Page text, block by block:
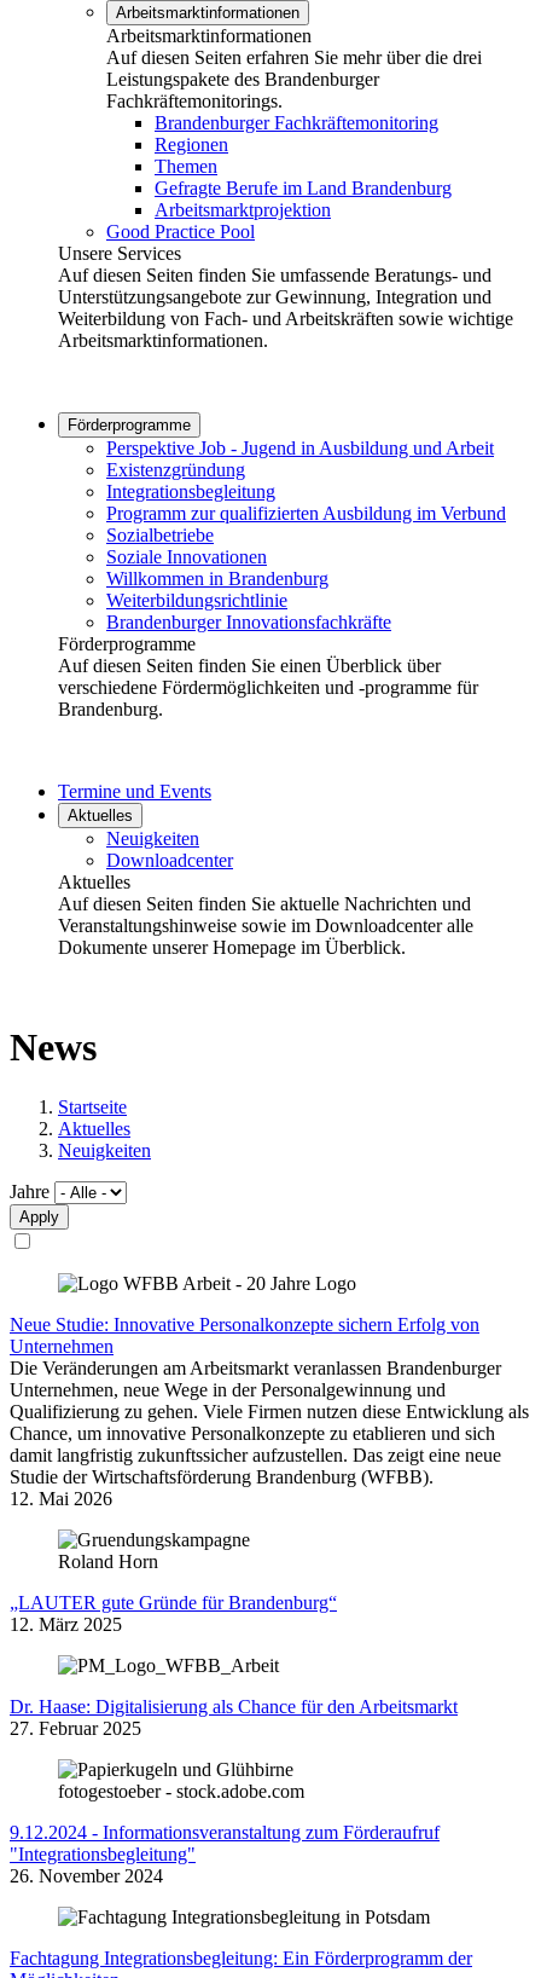
Arbeitsmarktinformationen
Arbeitsmarktinformationen
Auf diesen Seiten erfahren Sie mehr über die drei
Leistungspakete des Brandenburger
Fachkräftemonitorings.
Brandenburger Fachkräftemonitoring
Regionen
Themen
Gefragte Berufe im Land Brandenburg
Arbeitsmarktprojektion
Good Practice Pool
Unsere Services
Auf diesen Seiten finden Sie umfassende Beratungs- und
Unterstützungsangebote zur Gewinnung, Integration und
Weiterbildung von Fach- und Arbeitskräften sowie wichtige
Arbeitsmarktinformationen.
Förderprogramme
Perspektive Job - Jugend in Ausbildung und Arbeit
Existenzgründung
Integrationsbegleitung
Programm zur qualifizierten Ausbildung im Verbund
Sozialbetriebe
Soziale Innovationen
Willkommen in Brandenburg
Weiterbildungsrichtlinie
Brandenburger Innovationsfachkräfte
Förderprogramme
Auf diesen Seiten finden Sie einen Überblick über
verschiedene Fördermöglichkeiten und -programme für
Brandenburg.
Termine und Events
Aktuelles
Neuigkeiten
Downloadcenter
Aktuelles
Auf diesen Seiten finden Sie aktuelle Nachrichten und
Veranstaltungshinweise sowie im Downloadcenter alle
Dokumente unserer Homepage im Überblick.
News
Startseite
Aktuelles
Neuigkeiten
Jahre
Neue Studie: Innovative Personalkonzepte sichern Erfolg von
Unternehmen
Die Veränderungen am Arbeitsmarkt veranlassen Brandenburger
Unternehmen, neue Wege in der Personalgewinnung und
Qualifizierung zu gehen. Viele Firmen nutzen diese Entwicklung als
Chance, um innovative Personalkonzepte zu etablieren und sich
damit langfristig zukunftssicher aufzustellen. Das zeigt eine neue
Studie der Wirtschaftsförderung Brandenburg (WFBB).
12. Mai 2026
Roland Horn
„LAUTER gute Gründe für Brandenburg“
12. März 2025
Dr. Haase: Digitalisierung als Chance für den Arbeitsmarkt
27. Februar 2025
fotogestoeber - stock.adobe.com
9.12.2024 - Informationsveranstaltung zum Förderaufruf
"Integrationsbegleitung"
26. November 2024
Fachtagung Integrationsbegleitung: Ein Förderprogramm der